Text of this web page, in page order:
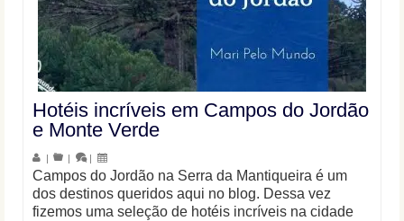
Hotéis incríveis em Campos do Jordão
e Monte Verde
| | |
Campos do Jordão na Serra da Mantiqueira é um
dos destinos queridos aqui no blog. Dessa vez
fizemos uma seleção de hotéis incríveis na cidade